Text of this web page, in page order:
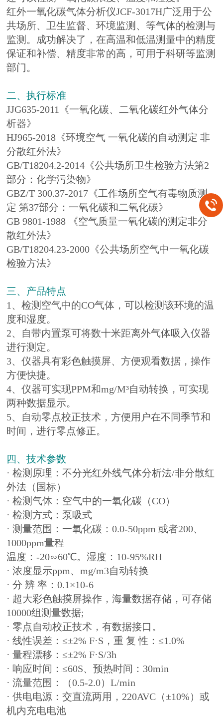
红外一氧化碳气体分析仪JCF-3017H广泛用于公
共场所、卫生监督、环境监测、等气体的检测与
监测。成功解决了，在高温和低温测量中的精度
保证和补偿、精度非常的高，可用于科研等监测
部门。
二、执行标准
JJG635-2011《一氧化碳、二氧化碳红外气体分
析器》
HJ965-2018《环境空气 一氧化碳的自动测定 非
分散红外法》
GB/T18204.2-2014《公共场所卫生检验方法第2
部分：化学污染物》
GBZ/T 300.37-2017《工作场所空气有毒物质测
定 第37部分：一氧化碳和二氧化碳》
GB 9801-1988 《空气质量一氧化碳的测定非分
散红外法》
GB/T18204.23-2000《公共场所空气中一氧化碳
检验方法》
三、产品特点
1、检测空气中的CO气体，可以检测该环境的温
度和湿度。
2、自带内置泵可将数十米距离外气体吸入仪器
进行测定。
3、仪器具有彩色触摸屏、方便观看数据，操作
方便快捷。
4、仪器可实现PPM和mg/M³自动转换，可实现
两种数据显示。
5、自动零点校正技术，方便用户在不同季节和
时间，进行零点修正。
四、技术参数
· 检测原理：不分光红外线气体分析法/非分散红
外法（国标）
· 检测气体：空气中的一氧化碳（CO）
· 检测方式：泵吸式
· 测量范围：一氧化碳：0.0-50ppm 或者200、
1000ppm量程
温度：-20∽60℃。湿度：10-95%RH
· 浓度显示ppm、mg/m3自动转换
· 分 辨 率：0.1×10-6
· 超大彩色触摸屏操作，海量数据存储，可存储
10000组测量数据;
· 零点自动校正技术，有数据接口。
· 线性误差：≤±2% F·S，重 复 性：≤1.0%
· 量程漂移：≤±2% F·S/3h
· 响应时间：≤60S、预热时间：30min
· 流量范围：（0.5-2.0）L/min
· 供电电源：交直流两用，220AVC（±10%）或
机内充电电池